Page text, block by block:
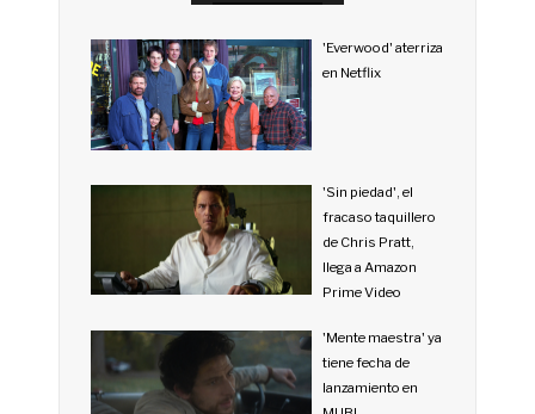
'Everwood' aterriza
en Netflix
'Sin piedad', el
fracaso taquillero
de Chris Pratt,
llega a Amazon
Prime Video
'Mente maestra' ya
tiene fecha de
lanzamiento en